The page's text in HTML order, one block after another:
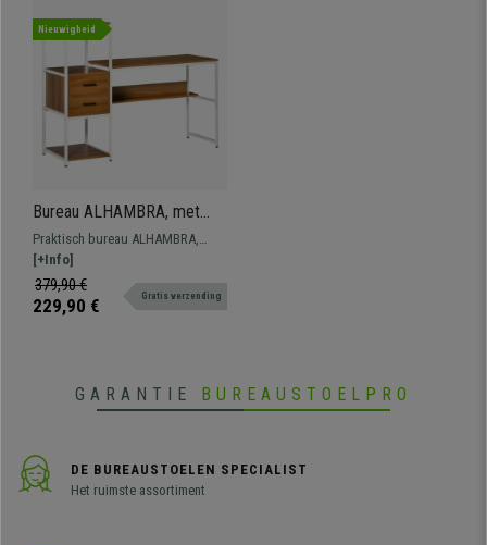
Nieuwigheid
Bureau ALHAMBRA, met
Opbergrek, 2 Lades, uit Hout
en Metaal, Walnoot/Wit
Praktisch bureau ALHAMBRA,
afmetingen 140x50x110 cm,
bladhoogte 72cm. Ruim model met
veel ruimte om te werken en uw
[+Info]
379,90 €
229,90 € Gratis verzending
GARANTIE BUREAUSTOELPRO
DE BUREAUSTOELEN SPECIALIST
Het ruimste assortiment